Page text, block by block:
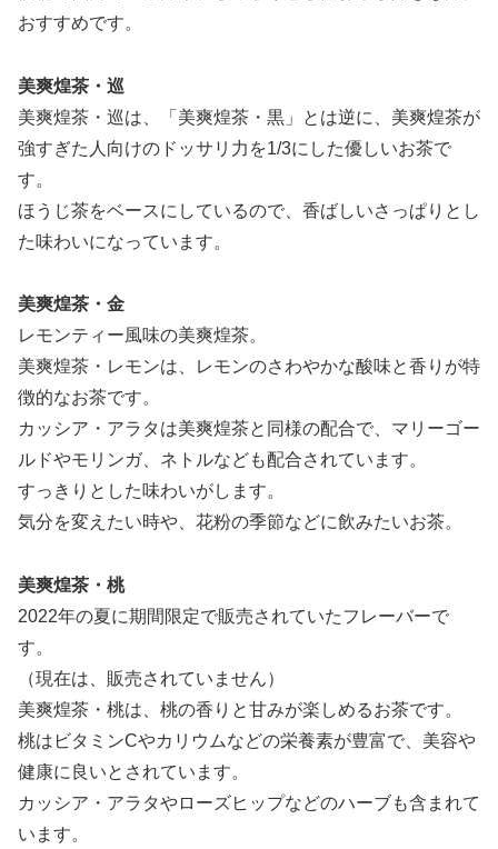
おすすめです。
美爽煌茶・巡
美爽煌茶・巡は、「美爽煌茶・黒」とは逆に、美爽煌茶が
強すぎた人向けのドッサリ力を1/3にした優しいお茶で
す。
ほうじ茶をベースにしているので、香ばしいさっぱりとし
た味わいになっています。
美爽煌茶・金
レモンティー風味の美爽煌茶。
美爽煌茶・レモンは、レモンのさわやかな酸味と香りが特
徴的なお茶です。
カッシア・アラタは美爽煌茶と同様の配合で、マリーゴー
ルドやモリンガ、ネトルなども配合されています。
すっきりとした味わいがします。
気分を変えたい時や、花粉の季節などに飲みたいお茶。
美爽煌茶・桃
2022年の夏に期間限定で販売されていたフレーバーで
す。
（現在は、販売されていません）
美爽煌茶・桃は、桃の香りと甘みが楽しめるお茶です。
桃はビタミンCやカリウムなどの栄養素が豊富で、美容や
健康に良いとされています。
カッシア・アラタやローズヒップなどのハーブも含まれて
います。